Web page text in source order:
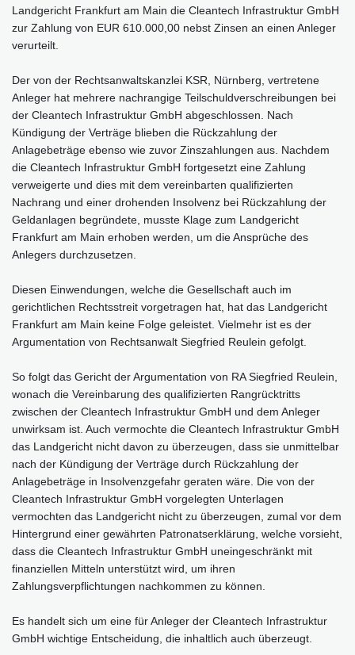
Landgericht Frankfurt am Main die Cleantech Infrastruktur GmbH
zur Zahlung von EUR 610.000,00 nebst Zinsen an einen Anleger
verurteilt.
Der von der Rechtsanwaltskanzlei KSR, Nürnberg, vertretene
Anleger hat mehrere nachrangige Teilschuldverschreibungen bei
der Cleantech Infrastruktur GmbH abgeschlossen. Nach
Kündigung der Verträge blieben die Rückzahlung der
Anlagebeträge ebenso wie zuvor Zinszahlungen aus. Nachdem
die Cleantech Infrastruktur GmbH fortgesetzt eine Zahlung
verweigerte und dies mit dem vereinbarten qualifizierten
Nachrang und einer drohenden Insolvenz bei Rückzahlung der
Geldanlagen begründete, musste Klage zum Landgericht
Frankfurt am Main erhoben werden, um die Ansprüche des
Anlegers durchzusetzen.
Diesen Einwendungen, welche die Gesellschaft auch im
gerichtlichen Rechtsstreit vorgetragen hat, hat das Landgericht
Frankfurt am Main keine Folge geleistet. Vielmehr ist es der
Argumentation von Rechtsanwalt Siegfried Reulein gefolgt.
So folgt das Gericht der Argumentation von RA Siegfried Reulein,
wonach die Vereinbarung des qualifizierten Rangrücktritts
zwischen der Cleantech Infrastruktur GmbH und dem Anleger
unwirksam ist. Auch vermochte die Cleantech Infrastruktur GmbH
das Landgericht nicht davon zu überzeugen, dass sie unmittelbar
nach der Kündigung der Verträge durch Rückzahlung der
Anlagebeträge in Insolvenzgefahr geraten wäre. Die von der
Cleantech Infrastruktur GmbH vorgelegten Unterlagen
vermochten das Landgericht nicht zu überzeugen, zumal vor dem
Hintergrund einer gewährten Patronatserklärung, welche vorsieht,
dass die Cleantech Infrastruktur GmbH uneingeschränkt mit
finanziellen Mitteln unterstützt wird, um ihren
Zahlungsverpflichtungen nachkommen zu können.
Es handelt sich um eine für Anleger der Cleantech Infrastruktur
GmbH wichtige Entscheidung, die inhaltlich auch überzeugt.